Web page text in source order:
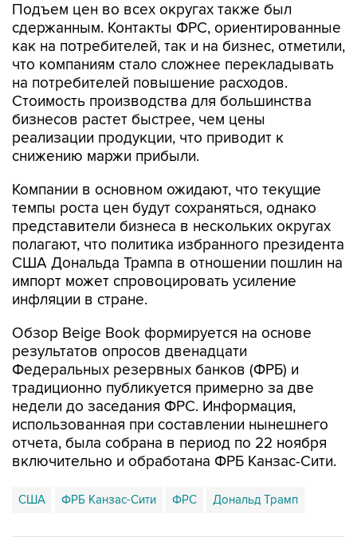
Подъем цен во всех округах также был
сдержанным. Контакты ФРС, ориентированные
как на потребителей, так и на бизнес, отметили,
что компаниям стало сложнее перекладывать
на потребителей повышение расходов.
Стоимость производства для большинства
бизнесов растет быстрее, чем цены
реализации продукции, что приводит к
снижению маржи прибыли.
Компании в основном ожидают, что текущие
темпы роста цен будут сохраняться, однако
представители бизнеса в нескольких округах
полагают, что политика избранного президента
США Дональда Трампа в отношении пошлин на
импорт может спровоцировать усиление
инфляции в стране.
Обзор Beige Book формируется на основе
результатов опросов двенадцати
Федеральных резервных банков (ФРБ) и
традиционно публикуется примерно за две
недели до заседания ФРС. Информация,
использованная при составлении нынешнего
отчета, была собрана в период по 22 ноября
включительно и обработана ФРБ Канзас-Сити.
США ФРБ Канзас-Сити ФРС Дональд Трамп